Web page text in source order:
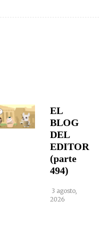
EL
BLOG
DEL
EDITOR
(parte
494)
3 agosto,
2026